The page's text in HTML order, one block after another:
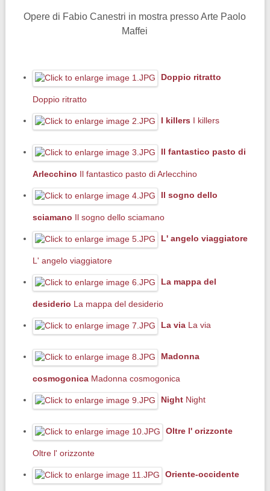
Opere di Fabio Canestri in mostra presso Arte Paolo
Maffei
Doppio ritratto
Doppio ritratto
I killers I killers
Il fantastico pasto di
Arlecchino Il fantastico pasto di Arlecchino
Il sogno dello
sciamano Il sogno dello sciamano
L' angelo viaggiatore
L' angelo viaggiatore
La mappa del
desiderio La mappa del desiderio
La via La via
Madonna
cosmogonica Madonna cosmogonica
Night Night
Oltre l' orizzonte
Oltre l' orizzonte
Oriente-occidente